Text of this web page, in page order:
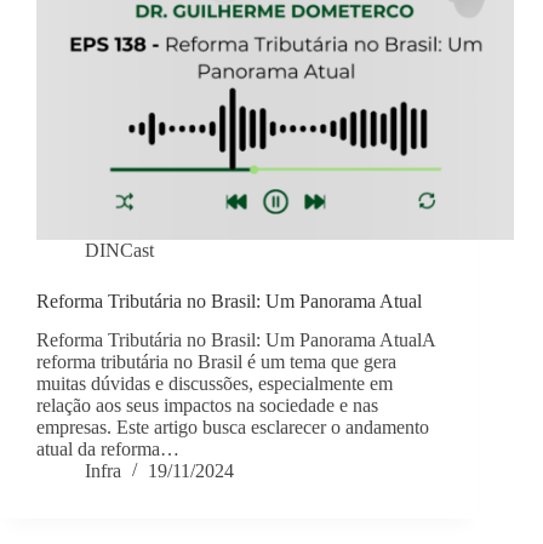
DINCast
Reforma Tributária no Brasil: Um Panorama Atual
Reforma Tributária no Brasil: Um Panorama AtualA
reforma tributária no Brasil é um tema que gera
muitas dúvidas e discussões, especialmente em
relação aos seus impactos na sociedade e nas
empresas. Este artigo busca esclarecer o andamento
atual da reforma…
Infra
19/11/2024